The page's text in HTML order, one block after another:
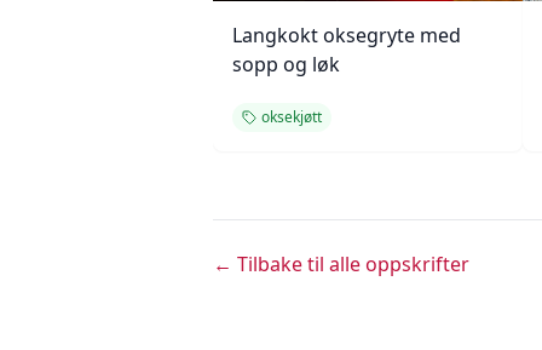
Langkokt oksegryte med
sopp og løk
oksekjøtt
← Tilbake til alle oppskrifter